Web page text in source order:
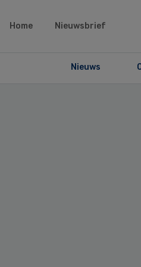
Home Nieuwsbrief
Nieuws